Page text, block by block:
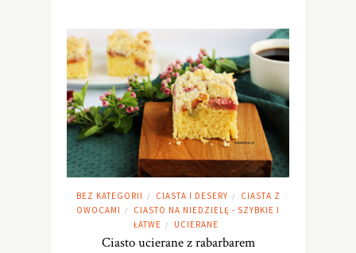
BEZ KATEGORII / CIASTA I DESERY /
CIASTA Z
OWOCAMI
/
CIASTO NA NIEDZIELĘ - SZYBKIE I
ŁATWE / UCIERANE
Ciasto ucierane z rabarbarem